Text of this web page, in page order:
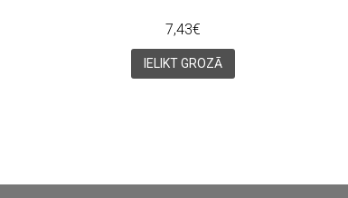
7,43€
IELIKT GROZĀ